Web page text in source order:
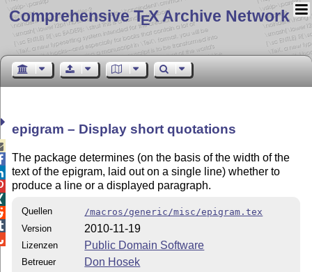
Comprehensive TEX Archive Network
epigram – Display short quotations
The package determines (on the basis of the width of the
text of the epigram, laid out on a single line) whether to
produce a line or a displayed paragraph.
Quellen
/macros/generic/misc/epigram.tex
Version
2010-11-19
Lizenzen Public Domain Software
Betreuer Don Hosek